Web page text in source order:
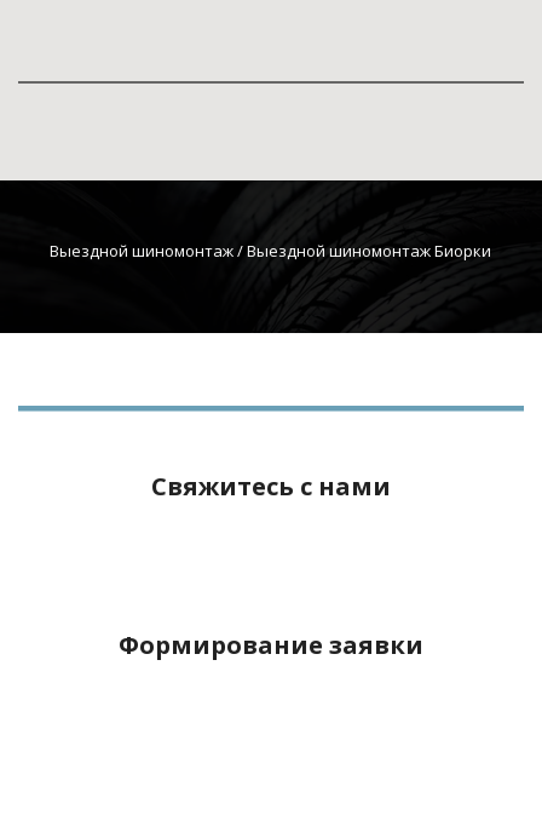
Выездной шиномонтаж / Выездной шиномонтаж Биорки
Свяжитесь с нами
Формирование заявки